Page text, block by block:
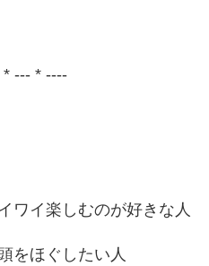
--- * ----
ワイ楽しむのが好きな人
をほぐしたい人